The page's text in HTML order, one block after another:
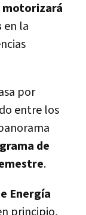
motorizará
en la
por
entre los
de
.
Energí­a